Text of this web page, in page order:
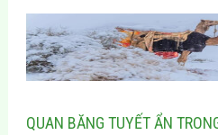
QUAN BĂNG TUYẾT ẨN